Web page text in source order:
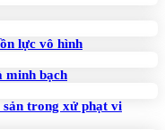
lực vô hình
minh bạch
trong xử phạt vi